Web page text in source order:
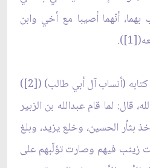
أنّهما أصيبا مع أخي وابن
ونقل العبيدلي العرجي في كتابه (أنساب آل أبي طالب) ([2])
قال: لما قام عبدالله بن الزبير
بثأر الحسين، وخلع يزيد، وبلغ
زينب فيهم وصارت تؤلّبهم على